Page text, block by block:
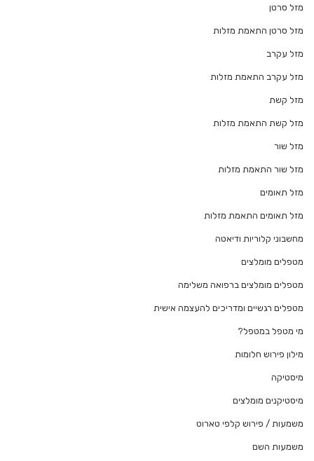
מזל סרטן
מזל סרטן התאמת מזלות
מזל עקרב
מזל עקרב התאמת מזלות
מזל קשת
מזל קשת התאמת מזלות
מזל שור
מזל שור התאמת מזלות
מזל תאומים
מזל תאומים התאמת מזלות
מחשבוני קלוריות ודיאטה
מטפלים מומלצים
מטפלים מומלצים ברפואה משלימה
מטפלים רגשיים ומדריכים להעצמה אישית
מי מטפל במטפל?
מילון פירוש חלומות
מיסטיקה
מיסטיקנים מומלצים
משמעות / פירוש קלפי טארוט
משמעות השם